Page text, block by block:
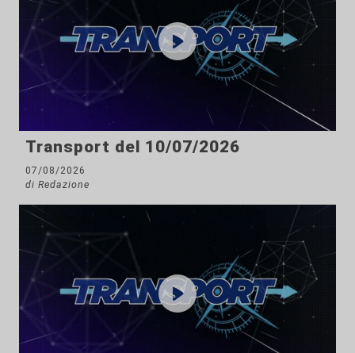
Transport del 10/07/2026
07/08/2026
di Redazione